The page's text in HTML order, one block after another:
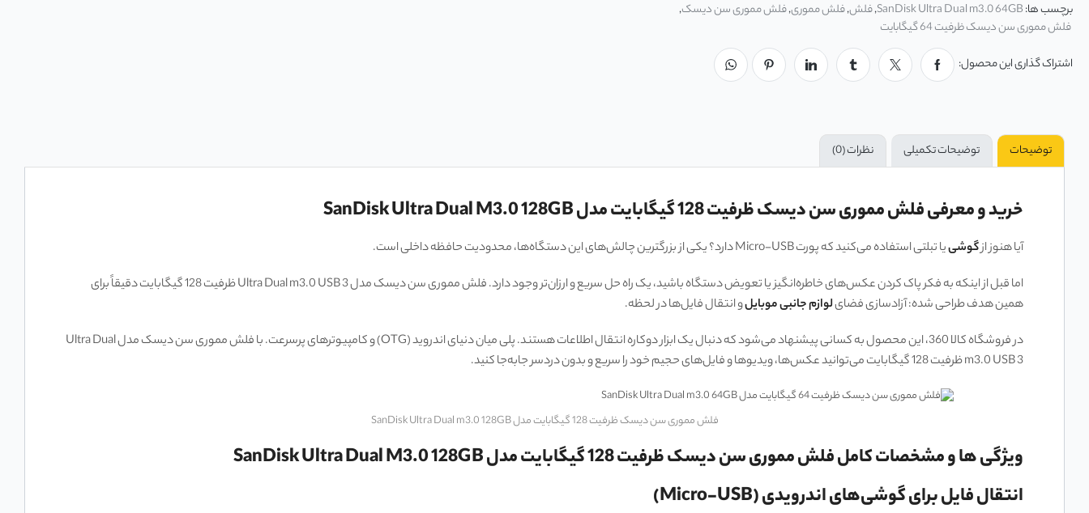
برچسب ها:SanDisk Ultra Dual m3.0 64GB
,فلش,فلش مموری,فلش مموری سن دیسک,
فلش مموری سن دیسک ظرفیت 64 گیگابایت
اشتراک گذاری این محصول:
توضیحات توضیحات تکمیلی نظرات (0)
خرید و معرفی فلش مموری سن دیسک ظرفیت 128 گیگابایت مدل SanDisk Ultra Dual M3.0 128GB
آیا هنوز ازگوشییا تبلتی استفاده می‌کنید که پورت Micro-USB دارد؟ یکی از بزرگترین چالش‌های این دستگاه‌ها، محدودیت حافظه داخلی است.
اما قبل از اینکه به فکر پاک کردن عکس‌های خاطره‌انگیز یا تعویض دستگاه باشید، یک راه حل سریع و ارزان‌تر وجود دارد. فلش مموری سن دیسک مدل Ultra Dual m3.0 USB 3 ظرفیت 128 گیگابایت دقیقاً برای
همین هدف طراحی شده: آزادسازی فضایلوازم جانبی موبایلو انتقال فایل‌ها در لحظه.
در فروشگاه کالا 360، این محصول به کسانی پیشنهاد می‌شود که دنبال یک ابزار دوکاره انتقال اطلاعات هستند. پلی میان دنیای اندروید (OTG) و کامپیوترهای پرسرعت. با فلش مموری سن دیسک مدل Ultra Dual
m3.0 USB 3 ظرفیت 128 گیگابایت می‌توانید عکس‌ها، ویدیوها و فایل‌های حجیم خود را سریع و بدون دردسر جابه‌جا کنید.
فلش مموری سن دیسک ظرفیت 128 گیگابایت مدل SanDisk Ultra Dual m3.0 128GB
ویژگی ها و مشخصات کامل فلش مموری سن دیسک ظرفیت 128 گیگابایت مدل SanDisk Ultra Dual M3.0 128GB
انتقال فایل برای گوشی‌های اندرویدی (Micro-USB)